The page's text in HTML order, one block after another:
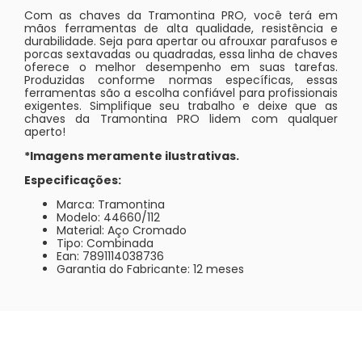
Com as chaves da Tramontina PRO, você terá em
mãos ferramentas de alta qualidade, resistência e
durabilidade. Seja para apertar ou afrouxar parafusos e
porcas sextavadas ou quadradas, essa linha de chaves
oferece o melhor desempenho em suas tarefas.
Produzidas conforme normas específicas, essas
ferramentas são a escolha confiável para profissionais
exigentes. Simplifique seu trabalho e deixe que as
chaves da Tramontina PRO lidem com qualquer
aperto!
*Imagens meramente ilustrativas.
Especificações:
Marca: Tramontina
Modelo: 44660/112
Material: Aço Cromado
Tipo: Combinada
Ean: 7891114038736
Garantia do Fabricante: 12 meses